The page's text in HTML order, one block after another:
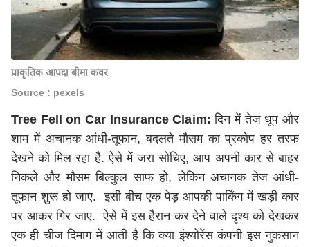
प्राकृतिक आपदा बीमा कवर
Source : pexels
Tree Fell on Car Insurance Claim: दिन में तेज धूप और
शाम में अचानक आंधी-तूफान, बदलते मौसम का प्रकोप हर तरफ
देखने को मिल रहा है. ऐसे में जरा सोचिए, आप अपनी कार से बाहर
निकले औरमौसमबिल्कुल साफ हो, लेकिन अचानक तेज आंधी-
तूफान शुरू हो जाए. इसी बीच एक पेड़ आपकी पार्किंग में खड़ी कार
पर आकर गिर जाए. ऐसे में इस हैरान कर देने वाले दृश्य को देखकर
एक ही चीज दिमाग में आती है कि क्या इंश्योरेंस कंपनी इस नुकसान